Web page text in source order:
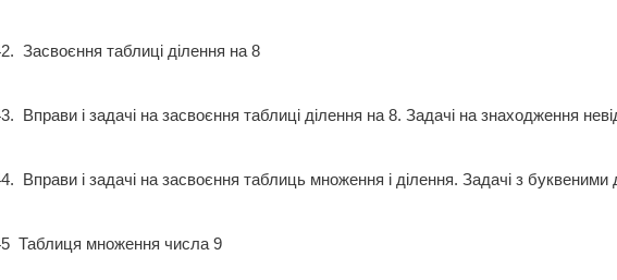
Засвоєння таблиці ділення на 8
Вправи і задачі на засвоєння таблиці ділення на 8. Задачі на знаходження
Вправи і задачі на засвоєння таблиць множення і ділення. Задачі з
Таблиця множення числа 9